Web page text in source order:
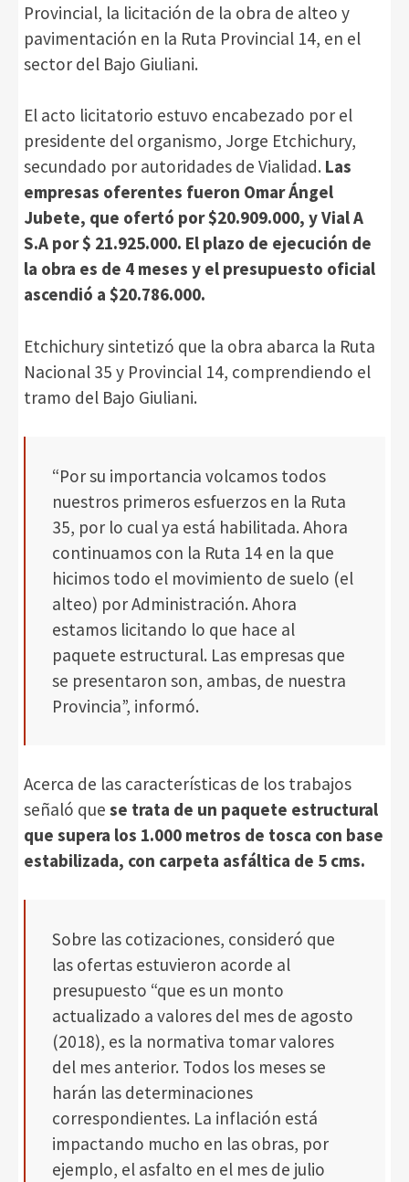
Provincial, la licitación de la obra de alteo y
pavimentación en la Ruta Provincial 14, en el
sector del Bajo Giuliani.
El acto licitatorio estuvo encabezado por el
presidente del organismo, Jorge Etchichury,
secundado por autoridades de Vialidad. Las
empresas oferentes fueron Omar Ángel
Jubete, que ofertó por $20.909.000, y Vial A
S.A por $ 21.925.000. El plazo de ejecución de
la obra es de 4 meses y el presupuesto oficial
ascendió a $20.786.000.
Etchichury sintetizó que la obra abarca la Ruta
Nacional 35 y Provincial 14, comprendiendo el
tramo del Bajo Giuliani.
“Por su importancia volcamos todos
nuestros primeros esfuerzos en la Ruta
35, por lo cual ya está habilitada. Ahora
continuamos con la Ruta 14 en la que
hicimos todo el movimiento de suelo (el
alteo) por Administración. Ahora
estamos licitando lo que hace al
paquete estructural. Las empresas que
se presentaron son, ambas, de nuestra
Provincia”, informó.
Acerca de las características de los trabajos
señaló que se trata de un paquete estructural
que supera los 1.000 metros de tosca con base
estabilizada, con carpeta asfáltica de 5 cms.
Sobre las cotizaciones, consideró que
las ofertas estuvieron acorde al
presupuesto “que es un monto
actualizado a valores del mes de agosto
(2018), es la normativa tomar valores
del mes anterior. Todos los meses se
harán las determinaciones
correspondientes. La inflación está
impactando mucho en las obras, por
ejemplo, el asfalto en el mes de julio